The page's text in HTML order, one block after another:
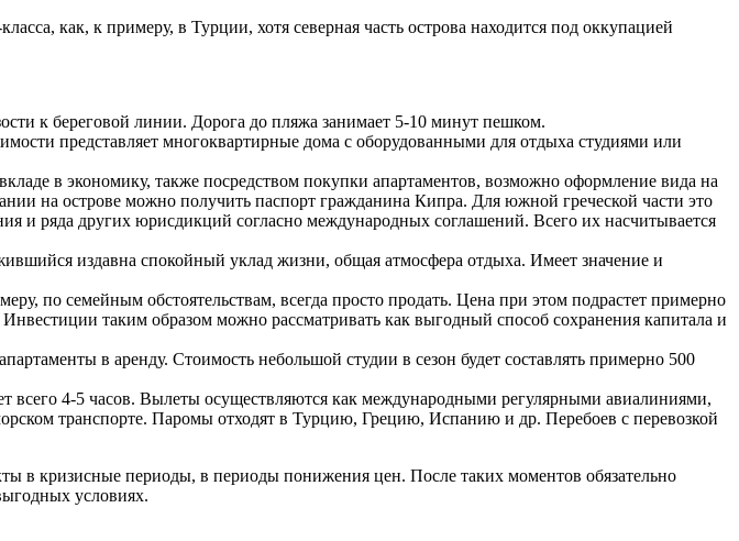
как, к примеру, в Турции, хотя северная часть острова находится под оккупацией
к береговой линии. Дорога до пляжа занимает 5-10 минут пешком.
представляет многоквартирные дома с оборудованными для отдыха студиями или
в экономику, также посредством покупки апартаментов, возможно оформление вида на
на острове можно получить паспорт гражданина Кипра. Для южной греческой части это
и ряда других юрисдикций согласно международных соглашений. Всего их насчитывается
издавна спокойный уклад жизни, общая атмосфера отдыха. Имеет значение и
по семейным обстоятельствам, всегда просто продать. Цена при этом подрастет примерно
таким образом можно рассматривать как выгодный способ сохранения капитала и
в аренду. Стоимость небольшой студии в сезон будет составлять примерно 500
4-5 часов. Вылеты осуществляются как международными регулярными авиалиниями,
транспорте. Паромы отходят в Турцию, Грецию, Испанию и др. Перебоев с перевозкой
в кризисные периоды, в периоды понижения цен. После таких моментов обязательно
условиях.